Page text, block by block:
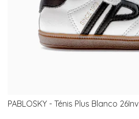
PABLOSKY - Ténis Plus Blanco 26Inv